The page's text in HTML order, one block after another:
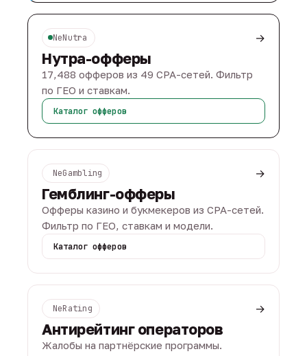
NeNutra →
Нутра-офферы
17,488 офферов из 49 CPA-сетей. Фильтр
по ГЕО и ставкам.
Каталог офферов
NeGambling →
Гемблинг-офферы
Офферы казино и букмекеров из CPA-сетей.
Фильтр по ГЕО, ставкам и модели.
Каталог офферов
NeRating →
Антирейтинг операторов
Жалобы на партнёрские программы.